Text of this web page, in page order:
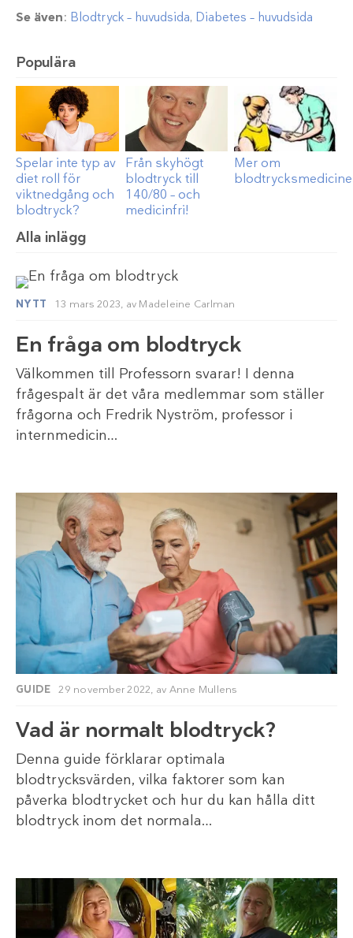
Se även: Blodtryck – huvudsida, Diabetes – huvudsida
Populära
Spelar inte typ av
diet roll för
viktnedgång och
blodtryck?
Från skyhögt
blodtryck till
140/80 – och
medicinfri!
Mer om
Alla inlägg
NYTT 13 mars 2023, av Madeleine Carlman
En fråga om blodtryck
Välkommen till Professorn svarar! I denna
frågespalt är det våra medlemmar som ställer
frågorna och Fredrik Nyström, professor i
internmedicin…
GUIDE 29 november 2022, av Anne Mullens
Vad är normalt blodtryck?
Denna guide förklarar optimala
blodtrycksvärden, vilka faktorer som kan
påverka blodtrycket och hur du kan hålla ditt
blodtryck inom det normala…